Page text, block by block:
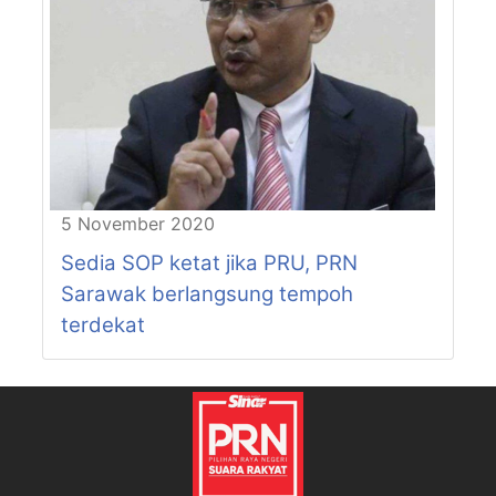
MERADONG
MELUAN
NGEMAH
P210-N50
MACHAN
BUKIT ASSEK
P211-N52
DUDONG
P212-N53
BAWANG ASSAN
P212-N55
NANGKA
P213-N56
DALAT
P213-N57
TELLIAN
KAKUS
PELAGUS
KATIBAS
5 November 2020
Sedia SOP ketat jika PRU, PRN
Sarawak berlangsung tempoh
terdekat